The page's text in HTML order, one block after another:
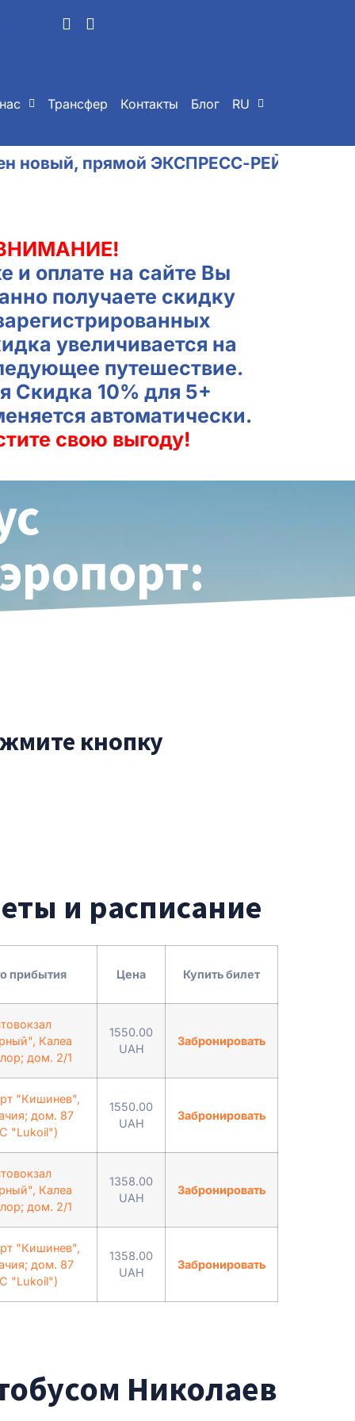
Трансфер Контакты Блог RU
прямой ЭКСПРЕСС-РЕЙСНиколаев -
и оплате на сайте Вы
получаете скидку
увеличивается на
путешествие.
Скидка 10% для 5+
автоматически.
свою выгоду!
кнопку
и расписание
прибытия Цена Купить билет
Калеа
дом. 2/1
1550.00
UAH
Забронировать
"Кишинев",
дом. 87
"Lukoil")
1550.00
UAH
Забронировать
Калеа
дом. 2/1
1358.00
UAH
Забронировать
"Кишинев",
дом. 87
"Lukoil")
1358.00
UAH
Забронировать
Николаев